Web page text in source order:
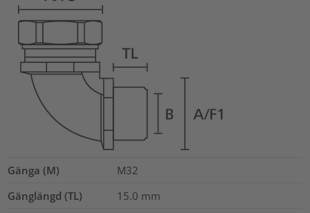
Gänga (M)
M32
Gänglängd (TL)
15.0 mm